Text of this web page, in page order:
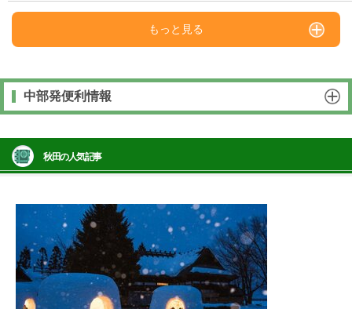
もっと見る
中部発便利情報
秋田の人気記事